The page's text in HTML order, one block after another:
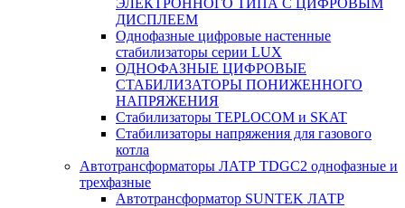
ЭЛЕКТРОННОГО ТИПА С ЦИФРОВЫМ
ДИСПЛЕЕМ
Однофазные цифровые настенные
стабилизаторы серии LUX
ОДНОФАЗНЫЕ ЦИФРОВЫЕ
СТАБИЛИЗАТОРЫ ПОНИЖЕННОГО
НАПРЯЖЕНИЯ
Стабилизаторы TEPLOCOM и SKAT
Стабилизаторы напряжения для газового
котла
Автотрансформаторы ЛАТР TDGC2 однофазные и
трехфазные
Автотрансформатор SUNTEK ЛАТР